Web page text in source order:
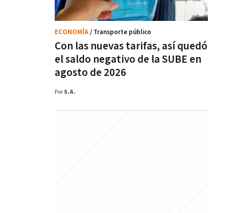
Con las nuevas tarifas, así quedó
el saldo negativo de la SUBE en
agosto de 2026
ECONOMÍA/ Transporte público
Por S.A.